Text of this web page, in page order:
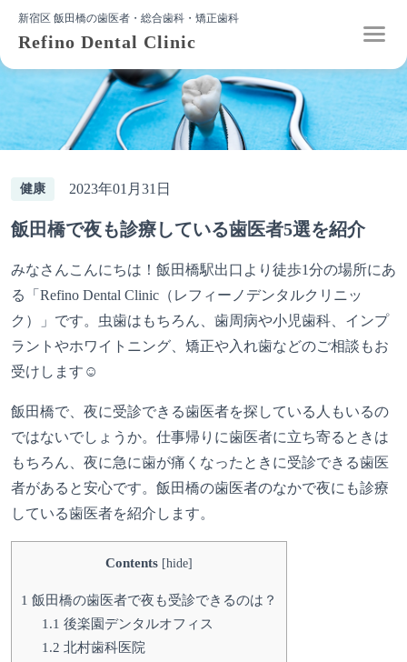
新宿区 飯田橋の歯医者・総合歯科・矯正歯科
Refino Dental Clinic
健康 2023年01月31日
飯田橋で夜も診療している歯医者5選を紹介
みなさんこんにちは！飯田橋駅出口より徒歩1分の場所にあ
る「Refino Dental Clinic（レフィーノデンタルクリニッ
ク）」です。虫歯はもちろん、歯周病や小児歯科、インプ
ラントやホワイトニング、矯正や入れ歯などのご相談もお
受けします☺
飯田橋で、夜に受診できる歯医者を探している人もいるの
ではないでしょうか。仕事帰りに歯医者に立ち寄るときは
もちろん、夜に急に歯が痛くなったときに受診できる歯医
者があると安心です。飯田橋の歯医者のなかで夜にも診療
している歯医者を紹介します。
Contents [hide]
1 飯田橋の歯医者で夜も受診できるのは？
1.1 後楽園デンタルオフィス
1.2 北村歯科医院